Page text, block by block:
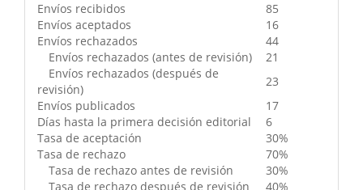
Envíos recibidos
85
Envíos aceptados
16
Envíos rechazados
44
Envíos rechazados (antes de revisión)
21
Envíos rechazados (después de
revisión)
23
Envíos publicados
17
Días hasta la primera decisión editorial
6
Tasa de aceptación
30%
Tasa de rechazo
70%
Tasa de rechazo antes de revisión
30%
Tasa de rechazo después de revisión
40%